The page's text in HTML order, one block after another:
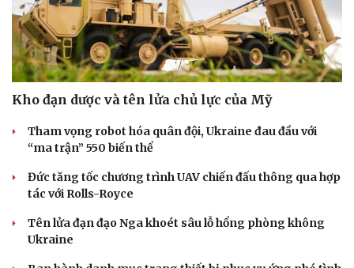
Kho đạn dược và tên lửa chủ lực của Mỹ
Tham vọng robot hóa quân đội, Ukraine đau đầu với
“ma trận” 550 biến thể
Đức tăng tốc chương trình UAV chiến đấu thông qua hợp
tác với Rolls-Royce
Tên lửa đạn đạo Nga khoét sâu lỗ hổng phòng không
Ukraine